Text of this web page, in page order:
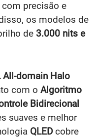
precisão e
os modelos de
de 3.000 nits e
All-domain Halo
com o Algoritmo
Bidirecional
suaves e melhor
QLEDcobre